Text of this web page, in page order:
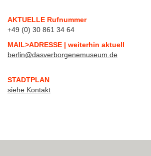
AKTUELLE Rufnummer
+49 (0) 30 861 34 64
MAIL>ADRESSE | weiterhin aktuell
berlin@dasverborgenemuseum.de
STADTPLAN
siehe Kontakt